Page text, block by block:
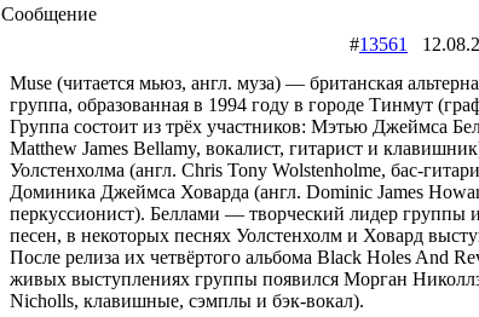
Сообщение
#13561
Muse (читается мьюз, англ. муза) — британская
группа, образованная в 1994 году в городе Тинмут
Группа состоит из трёх участников: Мэтью Джеймса
Matthew James Bellamy, вокалист, гитарист и
Уолстенхолма (англ. Chris Tony Wolstenholme, бас-
Доминика Джеймса Ховарда (англ. Dominic James
перкуссионист). Беллами — творческий лидер группы
песен, в некоторых песнях Уолстенхолм и Ховард
После релиза их четвёртого альбома Black Holes And
живых выступлениях группы появился Морган
Nicholls, клавишные, сэмплы и бэк-вокал).